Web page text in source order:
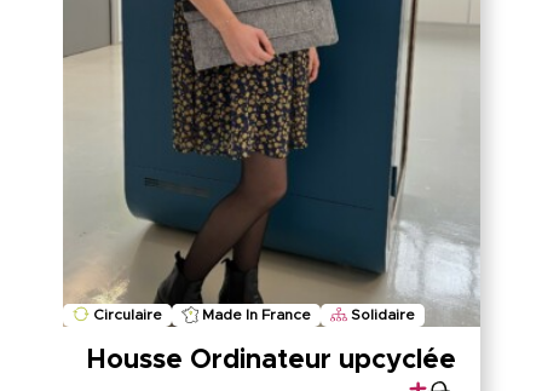
Circulaire Made In France Solidaire
Housse Ordinateur upcyclée